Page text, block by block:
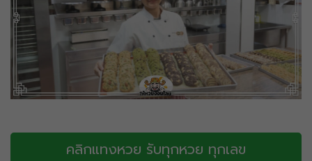
คลิกแทงหวย รับทุกหวย ทุกเลข